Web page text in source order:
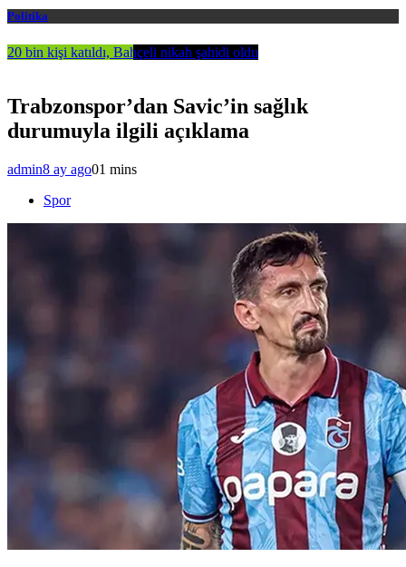
Politika
20 bin kişi katıldı, Bahçeli nikah şahidi oldu
Trabzonspor’dan Savic’in sağlık
durumuyla ilgili açıklama
admin8 ay ago01 mins
Spor